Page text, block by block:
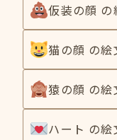
仮装の顔 の
猫の顔 の
猿の顔 の絵
ハート の